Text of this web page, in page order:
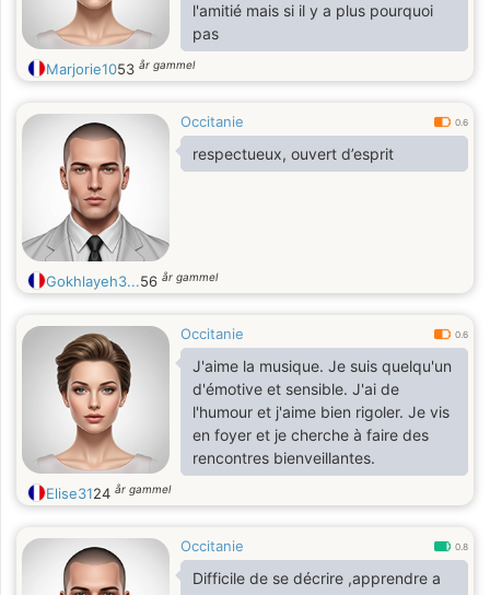
l'amitié mais si il y a plus pourquoi
pas
Marjorie1053 år gammel
Occitanie 0.6
respectueux, ouvert d’esprit
Gokhlayeh3...56 år gammel
Occitanie 0.6
J'aime la musique. Je suis quelqu'un
d'émotive et sensible. J'ai de
l'humour et j'aime bien rigoler. Je vis
en foyer et je cherche à faire des
rencontres bienveillantes.
Elise3124 år gammel
Occitanie 0.8
Difficile de se décrire ,apprendre a